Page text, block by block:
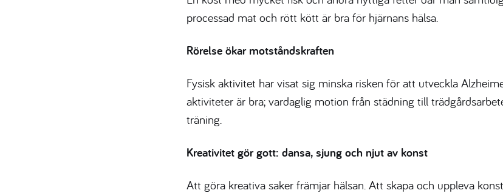
processad mat och rött kött är bra för hjärnans hälsa.
Rörelse ökar motståndskraften
Fysisk aktivitet har visat sig minska risken för att utveckla
aktiviteter är bra; vardaglig motion från städning till
träning.
Kreativitet gör gott: dansa, sjung och njut av konst
Att göra kreativa saker främjar hälsan. Att skapa och uppleva